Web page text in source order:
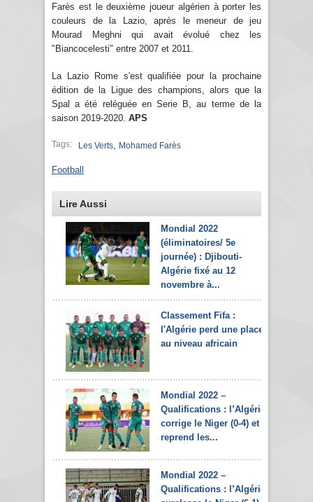
Farès est le deuxième joueur algérien à porter les
couleurs de la Lazio, après le meneur de jeu
Mourad Meghni qui avait évolué chez les
"Biancocelesti" entre 2007 et 2011.
La Lazio Rome s'est qualifiée pour la prochaine
édition de la Ligue des champions, alors que la
Spal a été reléguée en Serie B, au terme de la
saison 2019-2020. APS
Tags: Les Verts Mohamed Farès
Football
Lire Aussi
Mondial 2022
(éliminatoires/ 5e
journée) : Djibouti-
Algérie fixé au 12
novembre à...
Classement Fifa :
l'Algérie perd une place
au niveau africain
Mondial 2022 –
Qualifications : l’Algérie
corrige le Niger (0-4) et
reprend les...
Mondial 2022 –
Qualifications : l’Algérie